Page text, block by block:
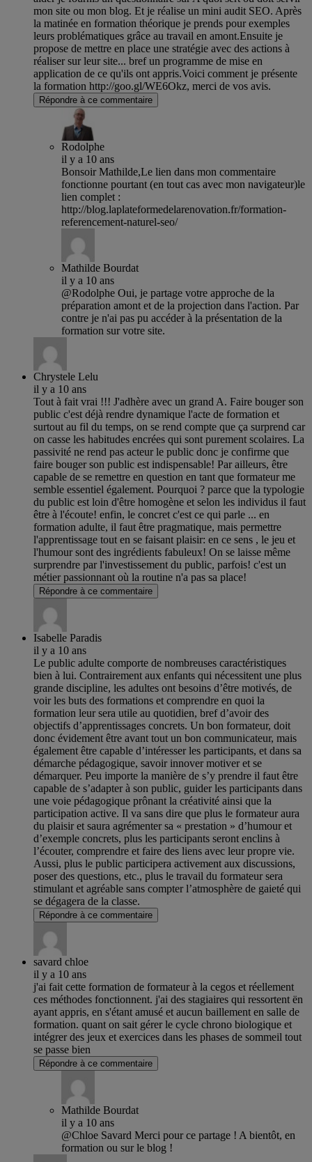
mon site ou mon blog. Et je réalise un mini audit SEO. Après
la matinée en formation théorique je prends pour exemples
leurs problématiques grâce au travail en amont.Ensuite je
propose de mettre en place une stratégie avec des actions à
réaliser sur leur site... bref un programme de mise en
application de ce qu'ils ont appris.Voici comment je présente
la formation http://goo.gl/WE6Okz, merci de vos avis.
Répondre à ce commentaire
Rodolphe
il y a 10 ans
Bonsoir Mathilde,Le lien dans mon commentaire
fonctionne pourtant (en tout cas avec mon navigateur)le
lien complet :
http://blog.laplateformedelarenovation.fr/formation-
referencement-naturel-seo/
Mathilde Bourdat
il y a 10 ans
@Rodolphe Oui, je partage votre approche de la
préparation amont et de la projection dans l'action. Par
contre je n'ai pas pu accéder à la présentation de la
formation sur votre site.
Chrystele Lelu
il y a 10 ans
Tout à fait vrai !!! J'adhère avec un grand A. Faire bouger son
public c'est déjà rendre dynamique l'acte de formation et
surtout au fil du temps, on se rend compte que ça surprend car
on casse les habitudes encrées qui sont purement scolaires. La
passivité ne rend pas acteur le public donc je confirme que
faire bouger son public est indispensable! Par ailleurs, être
capable de se remettre en question en tant que formateur me
semble essentiel également. Pourquoi ? parce que la typologie
du public est loin d'être homogène et selon les individus il faut
être à l'écoute! enfin, le concret c'est ce qui parle ... en
formation adulte, il faut être pragmatique, mais permettre
l'apprentissage tout en se faisant plaisir: en ce sens , le jeu et
l'humour sont des ingrédients fabuleux! On se laisse même
surprendre par l'investissement du public, parfois! c'est un
métier passionnant où la routine n'a pas sa place!
Répondre à ce commentaire
Isabelle Paradis
il y a 10 ans
Le public adulte comporte de nombreuses caractéristiques
bien à lui. Contrairement aux enfants qui nécessitent une plus
grande discipline, les adultes ont besoins d’être motivés, de
voir les buts des formations et comprendre en quoi la
formation leur sera utile au quotidien, bref d’avoir des
objectifs d’apprentissages concrets. Un bon formateur, doit
donc évidement être avant tout un bon communicateur, mais
également être capable d’intéresser les participants, et dans sa
démarche pédagogique, savoir innover motiver et se
démarquer. Peu importe la manière de s’y prendre il faut être
capable de s’adapter à son public, guider les participants dans
une voie pédagogique prônant la créativité ainsi que la
participation active. Il va sans dire que plus le formateur aura
du plaisir et saura agrémenter sa « prestation » d’humour et
d’exemple concrets, plus les participants seront enclins à
l’écouter, comprendre et faire des liens avec leur propre vie.
Aussi, plus le public participera activement aux discussions,
poser des questions, etc., plus le travail du formateur sera
stimulant et agréable sans compter l’atmosphère de gaieté qui
se dégagera de la classe.
Répondre à ce commentaire
savard chloe
il y a 10 ans
j'ai fait cette formation de formateur à la cegos et réellement
ces méthodes fonctionnent. j'ai des stagiaires qui ressortent ën
ayant appris, en s'étant amusé et aucun baillement en salle de
formation. quant on sait gérer le cycle chrono biologique et
intégrer des jeux et exercices dans les phases de sommeil tout
se passe bien
Répondre à ce commentaire
Mathilde Bourdat
il y a 10 ans
@Chloe Savard Merci pour ce partage ! A bientôt, en
formation ou sur le blog !